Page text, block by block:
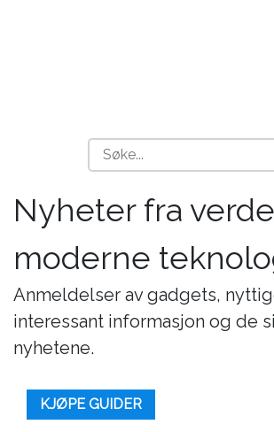
Nyheter fra
moderne
Anmeldelser av gadgets,
interessant informasjon og de
nyhetene.
KJØPE GUIDER